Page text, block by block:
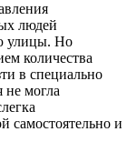
людей
улицы. Но
количества
в специально
могла
самостоятельно и